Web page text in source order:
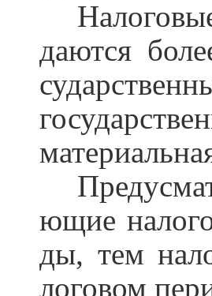
даются
ющие
ды, тем
логовом